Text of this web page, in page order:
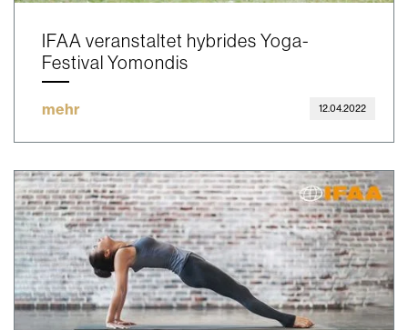
IFAA veranstaltet hybrides Yoga-
Festival Yomondis
mehr 12.04.2022